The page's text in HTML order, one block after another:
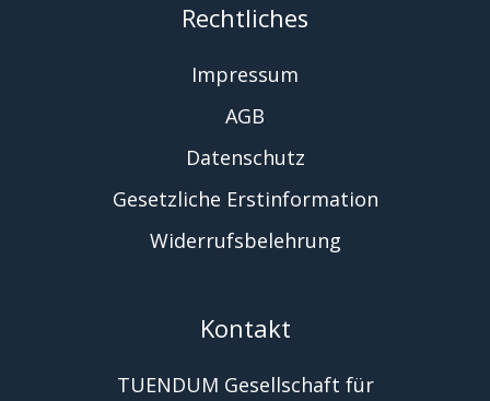
Rechtliches
Impressum
AGB
Datenschutz
Gesetzliche Erstinformation
Widerrufsbelehrung
Kontakt
TUENDUM Gesellschaft für